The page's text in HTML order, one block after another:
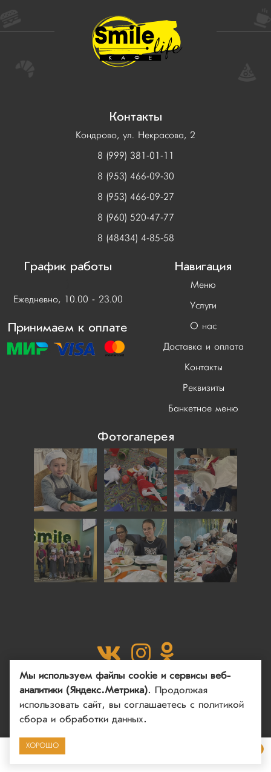
Контакты
Кондрово, ул. Некрасова, 2
8 (999) 381-01-11
8 (953) 466-09-30
8 (953) 466-09-27
8 (960) 520-47-77
8 (48434) 4-85-58
График работы
Ежедневно, 10.00 - 23.00
Принимаем к оплате
Навигация
Меню
Услуги
О нас
Доставка и оплата
Контакты
Реквизиты
Банкетное меню
Фотогалерея
Copyright © 2020 - 2026. Кафе Smile. Разработка и
продвижение -Vegas Studio
Мы используем файлы cookie и сервисы веб-
аналитики (Яндекс.Метрика). Продолжая
использовать сайт, вы соглашаетесь с политикой
сбора и обработки данных.
ХОРОШО